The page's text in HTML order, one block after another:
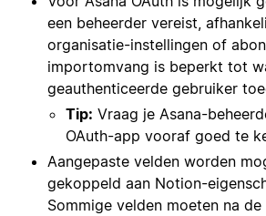
een beheerder vereist,
organisatie-instellingen of
importomvang is beperkt tot
geauthenticeerde gebruiker
Tip: Vraag je Asana-
OAuth-app vooraf goed te
Aangepaste velden worden
gekoppeld aan Notion-
Sommige velden moeten na